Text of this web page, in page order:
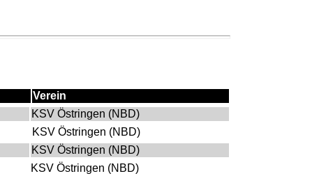
Verein
KSV Östringen (NBD)
KSV Östringen (NBD)
KSV Östringen (NBD)
KSV Östringen (NBD)